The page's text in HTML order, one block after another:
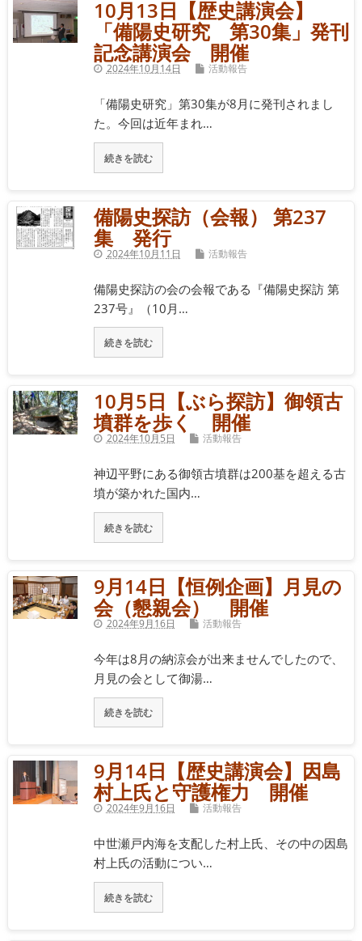
10月13日【歴史講演会】
「備陽史研究 第30集」発刊
記念講演会 開催
2024年10月14日 活動報告
「備陽史研究」第30集が8月に発刊されまし
た。今回は近年まれ…
続きを読む
備陽史探訪（会報） 第237
集 発行
2024年10月11日 活動報告
備陽史探訪の会の会報である『備陽史探訪 第
237号』（10月…
続きを読む
10月5日【ぶら探訪】御領古
墳群を歩く 開催
2024年10月5日 活動報告
神辺平野にある御領古墳群は200基を超える古
墳が築かれた国内…
続きを読む
9月14日【恒例企画】月見の
会（懇親会） 開催
2024年9月16日 活動報告
今年は8月の納涼会が出来ませんでしたので、
月見の会として御湯…
続きを読む
9月14日【歴史講演会】因島
村上氏と守護権力 開催
2024年9月16日 活動報告
中世瀬戸内海を支配した村上氏、その中の因島
村上氏の活動につい…
続きを読む